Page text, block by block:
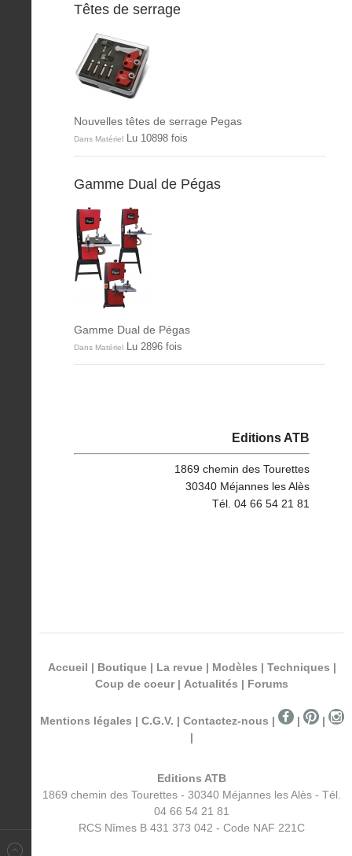
Têtes de serrage
Nouvelles têtes de serrage Pegas
Dans Matériel Lu 10898 fois
Gamme Dual de Pégas
Gamme Dual de Pégas
Dans Matériel Lu 2896 fois
Editions ATB
1869 chemin des Tourettes
30340 Méjannes les Alès
Tél. 04 66 54 21 81
Accueil | Boutique | La revue | Modèles | Techniques |
Coup de coeur | Actualités | Forums
Mentions légales | C.G.V. | Contactez-nous | |
|
|
Editions ATB
1869 chemin des Tourettes - 30340 Méjannes les Alès - Tél.
04 66 54 21 81
RCS Nîmes B 431 373 042 - Code NAF 221C